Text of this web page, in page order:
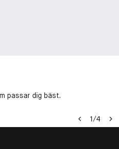
passar dig bäst.
1/4